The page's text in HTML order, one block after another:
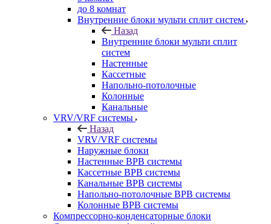
до 8 комнат
Внутренние блоки мульти сплит систем
Назад
Внутренние блоки мульти сплит
систем
Настенные
Кассетные
Напольно-потолочные
Колонные
Канальные
VRV/VRF системы
Назад
VRV/VRF системы
Наружные блоки
Настенные ВРВ системы
Кассетные ВРВ системы
Канальные ВРВ системы
Напольно-потолочные ВРВ системы
Колонные ВРВ системы
Компрессорно-конденсаторные блоки